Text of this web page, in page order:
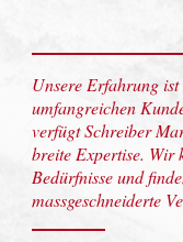
Unsere Erfahrung
umfangreichen
verfügt Schreiber
breite Expertise. Wir
Bedürfnisse und
massgeschneiderte